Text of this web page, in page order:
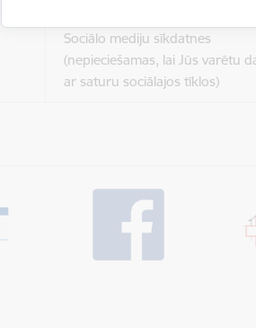
Sociālo mediju sīkdatnes
(nepieciešamas, lai Jūs varētu
ar saturu sociālajos tīklos)